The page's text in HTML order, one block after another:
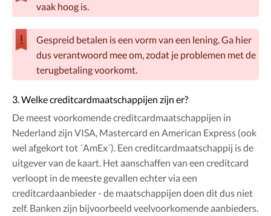
vaak hoog is.
Gespreid betalen is een vorm van een lening. Ga hier
dus verantwoord mee om, zodat je problemen met de
terugbetaling voorkomt.
3. Welke creditcardmaatschappijen zijn er?
De meest voorkomende creditcardmaatschappijen in
Nederland zijn VISA, Mastercard en American Express (ook
wel afgekort tot ´AmEx´). Een creditcardmaatschappij is de
uitgever van de kaart. Het aanschaffen van een creditcard
verloopt in de meeste gevallen echter via een
creditcardaanbieder - de maatschappijen doen dit dus niet
zelf. Banken zijn bijvoorbeeld veelvoorkomende aanbieders.